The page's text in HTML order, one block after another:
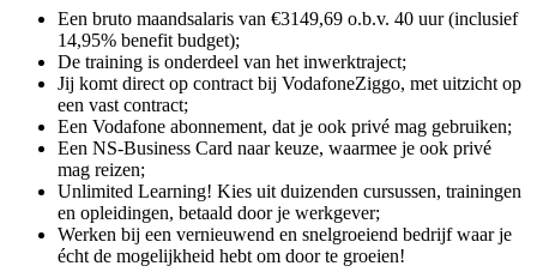
Een bruto maandsalaris van €3149,69 o.b.v. 40 uur (inclusief
14,95% benefit budget);
De training is onderdeel van het inwerktraject;
Jij komt direct op contract bij VodafoneZiggo, met uitzicht op
een vast contract;
Een Vodafone abonnement, dat je ook privé mag gebruiken;
Een NS-Business Card naar keuze, waarmee je ook privé
mag reizen;
Unlimited Learning! Kies uit duizenden cursussen, trainingen
en opleidingen, betaald door je werkgever;
Werken bij een vernieuwend en snelgroeiend bedrijf waar je
écht de mogelijkheid hebt om door te groeien!